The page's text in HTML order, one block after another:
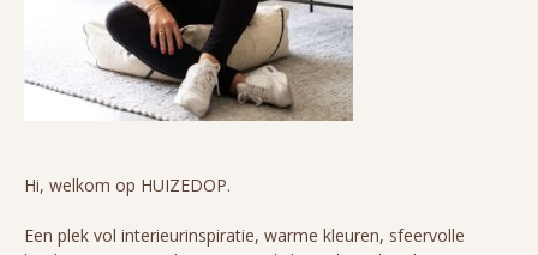
Hi, welkom op HUIZEDOP.
Een plek vol interieurinspiratie, warme kleuren, sfeervolle